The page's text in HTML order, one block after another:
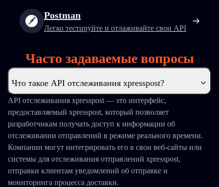
Postman
Легко тестируйте и отлаживайте свои API
Часто задаваемые вопросы
Что такое API отслеживания xpresspost?
API отслеживания xpresspost — это интерфейс,
предоставляемый xpresspost, который позволяет
разработчикам получать доступ к информации об
отслеживании отправлений в режиме реального времени.
Компании могут интегрировать его в свои веб-сайты или
системы для отслеживания отправлений xpresspost,
отправки клиентам уведомлений об отправке и
мониторинга процесса доставки.